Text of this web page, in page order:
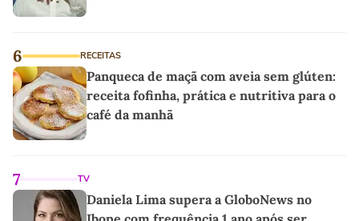
6 RECEITAS
Panqueca de maçã com aveia sem glúten:
receita fofinha, prática e nutritiva para o
café da manhã
7 TV
Daniela Lima supera a GloboNews no